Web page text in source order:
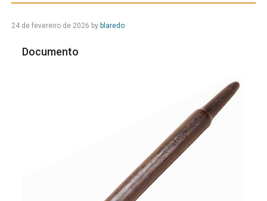
24 de fevereiro de 2026 by blaredo
Documento